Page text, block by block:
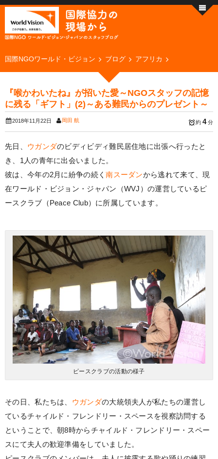
国際NGOワールド・ビジョン ブログ アフリカ
『喉かわいたね』が招いた愛～NGOスタッフの記憶
に残る「ギフト」(2)～ある難民からのプレゼント～
2018年11月22日 岡田 航 約 4分
先日、 ウガンダのビディビディ難民居住地に出張へ行ったと
き、1人の青年に出会いました。
彼は、今年の2月に紛争の続く南スーダンから逃れて来て、現
在ワールド・ビジョン・ジャパン（WVJ）の運営しているピ
ースクラブ（Peace Club）に所属しています。
ピースクラブの活動の様子
その日、私たちは、 ウガンダの大統領夫人が私たちの運営し
ているチャイルド・フレンドリー・スペースを視察訪問する
ということで、朝8時からチャイルド・フレンドリー・スペー
スにて夫人の歓迎準備をしていました。